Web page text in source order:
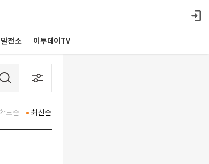
전소 이투데이TV
최신순
도순